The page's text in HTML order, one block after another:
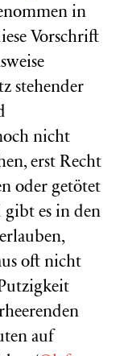
in
Vorschrift
stehender
nicht
erst Recht
oder getötet
gibt es in den
oft nicht
auf